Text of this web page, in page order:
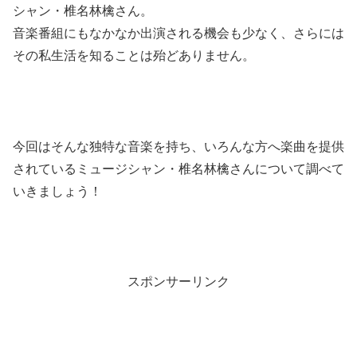
シャン・椎名林檎さん。
音楽番組にもなかなか出演される機会も少なく、さらには
その私生活を知ることは殆どありません。
今回はそんな独特な音楽を持ち、いろんな方へ楽曲を提供
されているミュージシャン・椎名林檎さんについて調べて
いきましょう！
スポンサーリンク